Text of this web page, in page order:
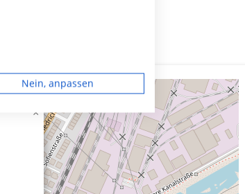
×
Nein, anpassen